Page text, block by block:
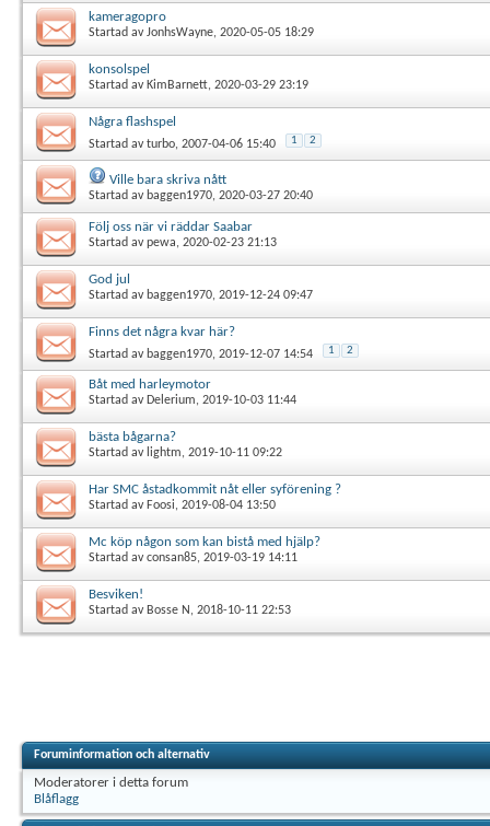
kameragopro
Startad avJonhsWayne, 2020-05-05 18:29
konsolspel
Startad av KimBarnett, 2020-03-29 23:19
Några flashspel
Startad avturbo, 2007-04-06 15:40 1 2
Ville bara skriva nått
Startad av baggen1970, 2020-03-27 20:40
Följ oss när vi räddar Saabar
Startad avpewa, 2020-02-23 21:13
God jul
Startad av baggen1970, 2019-12-24 09:47
Finns det några kvar här?
Startad av baggen1970, 2019-12-07 14:54 1 2
Båt med harleymotor
Startad av Delerium, 2019-10-03 11:44
bästa bågarna?
Startad av lightm, 2019-10-11 09:22
Har SMC åstadkommit nåt eller syförening ?
Startad av Foosi, 2019-08-04 13:50
Mc köp någon som kan bistå med hjälp?
Startad avconsan85, 2019-03-19 14:11
Besviken!
Startad av Bosse N , 2018-10-11 22:53
Foruminformation och alternativ
Moderatorer i detta forum
Blåflagg